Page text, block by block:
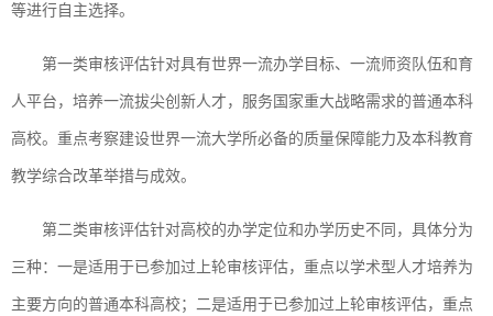
等进行自主选择。
第一类审核评估针对具有世界一流办学目标、一流师资队伍和育
人平台，培养一流拔尖创新人才，服务国家重大战略需求的普通本科
高校。重点考察建设世界一流大学所必备的质量保障能力及本科教育
教学综合改革举措与成效。
第二类审核评估针对高校的办学定位和办学历史不同，具体分为
三种：一是适用于已参加过上轮审核评估，重点以学术型人才培养为
主要方向的普通本科高校；二是适用于已参加过上轮审核评估，重点